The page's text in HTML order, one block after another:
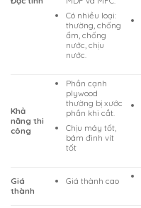
Có nhiều loại:
thường, chống
ẩm, chống
nước, chịu
nước.
Khả
năng thi
công
Phần cạnh
plywood
thường bị xước
phần khi cắt.
Chịu máy tốt,
bám đinh vít
tốt
Giá
thành
Giá thành cao